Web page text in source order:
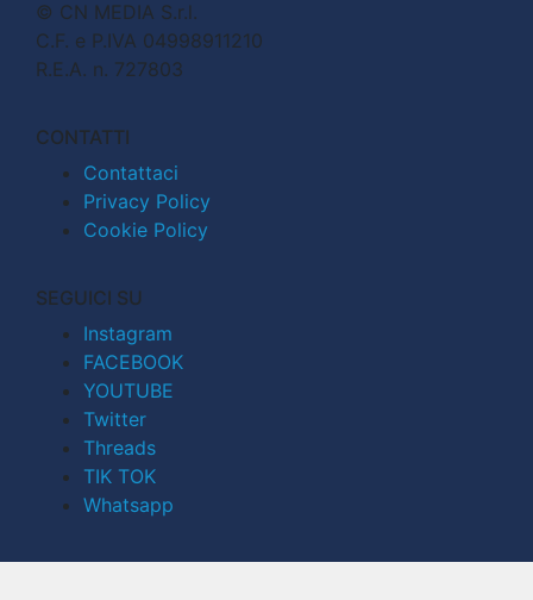
© CN MEDIA S.r.l.
C.F. e P.IVA 04998911210
R.E.A. n. 727803
CONTATTI
Contattaci
Privacy Policy
Cookie Policy
SEGUICI SU
Instagram
FACEBOOK
YOUTUBE
Twitter
Threads
TIK TOK
Whatsapp